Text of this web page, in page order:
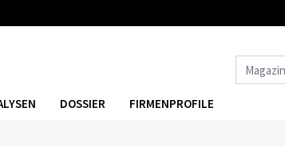
DOSSIER FIRMENPROFILE